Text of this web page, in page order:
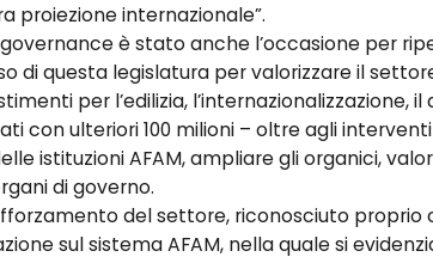
proiezione internazionale”.
governance è stato anche l’occasione per
di questa legislatura per valorizzare il
per l’edilizia, l’internazionalizzazione,
con ulteriori 100 milioni – oltre agli
istituzioni AFAM, ampliare gli organici,
di governo.
del settore, riconosciuto proprio
sul sistema AFAM, nella quale si